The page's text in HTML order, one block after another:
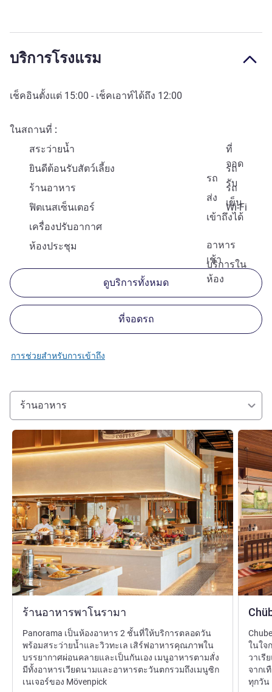
บริการโรงแรม
เช็คอินตั้งแต่ 15:00 - เช็คเอาท์ได้ถึง 12:00
ในสถานที่
สระว่ายน้ำ
ที่
จอด
รถ
ยินดีต้อนรับสัตว์เลี้ยง
รถ
รับ
ส่ง
ร้านอาหาร
รถ
เข็น
เข้าถึงได้
ฟิตเนสเซ็นเตอร์
Wi-Fi
เครื่องปรับอากาศ
อาหาร
เช้า
ห้องประชุม
บริการใน
ห้อง
ดูบริการทั้งหมด
ที่จอดรถ
การช่วยสำหรับการเข้าถึง
ร้านอาหาร
ร้านอาหารพาโนรามา
ดูรายละเอียด
Panorama เป็นห้องอาหาร 2 ชั้นที่ให้บริการตลอดวัน
พร้อมสระว่ายน้ำและวิวทะเล เสิร์ฟอาหารคุณภาพใน
บรรยากาศผ่อนคลายและเป็นกันเอง เมนูอาหารตามสั่ง
มีทั้งอาหารเวียดนามและอาหารตะวันตกรวมถึงเมนูซิก
เนเจอร์ของ Mövenpick
ดูรายละ
ในใจ
วาเรี
จากเ
ทุกวัน